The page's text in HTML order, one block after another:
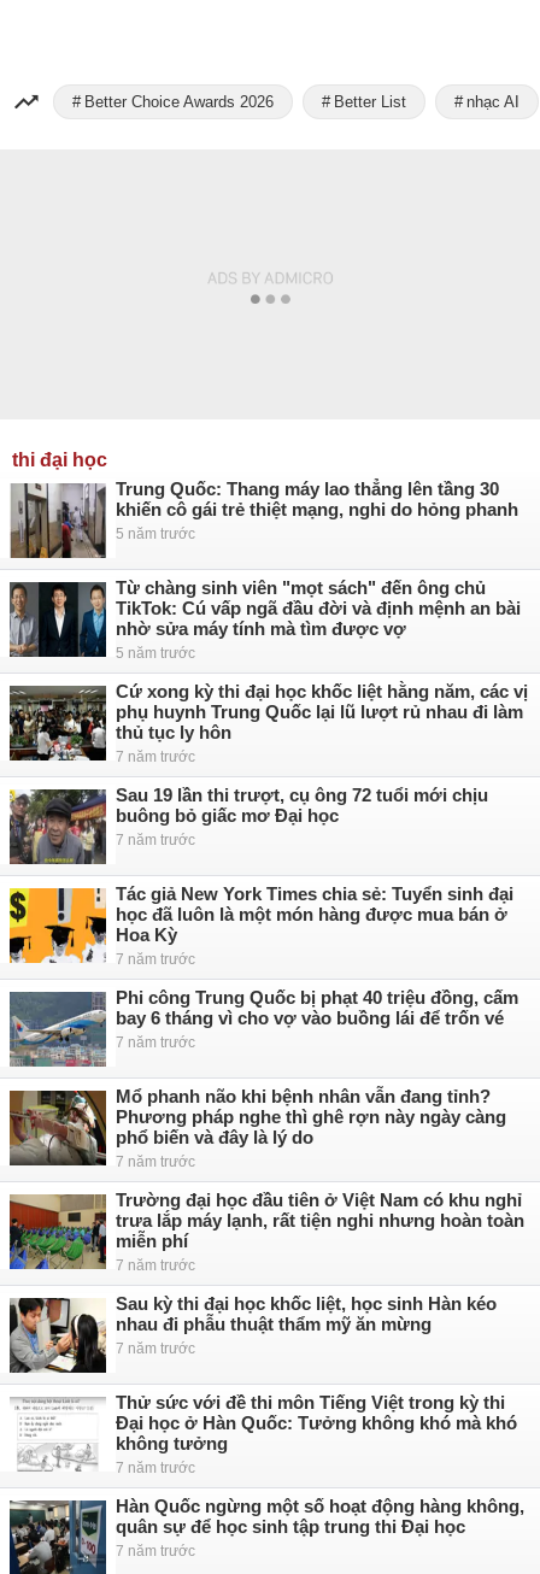
Better Choice Awards 2026 Better List nhạc AI
thi đại học
Trung Quốc: Thang máy lao thẳng lên tầng 30
khiến cô gái trẻ thiệt mạng, nghi do hỏng phanh
5 năm trước
Từ chàng sinh viên "mọt sách" đến ông chủ
TikTok: Cú vấp ngã đầu đời và định mệnh an bài
nhờ sửa máy tính mà tìm được vợ
5 năm trước
Cứ xong kỳ thi đại học khốc liệt hằng năm, các vị
phụ huynh Trung Quốc lại lũ lượt rủ nhau đi làm
thủ tục ly hôn
7 năm trước
Sau 19 lần thi trượt, cụ ông 72 tuổi mới chịu
buông bỏ giấc mơ Đại học
7 năm trước
Tác giả New York Times chia sẻ: Tuyển sinh đại
học đã luôn là một món hàng được mua bán ở
Hoa Kỳ
7 năm trước
Phi công Trung Quốc bị phạt 40 triệu đồng, cấm
bay 6 tháng vì cho vợ vào buồng lái để trốn vé
7 năm trước
Mổ phanh não khi bệnh nhân vẫn đang tỉnh?
Phương pháp nghe thì ghê rợn này ngày càng
phổ biến và đây là lý do
7 năm trước
Trường đại học đầu tiên ở Việt Nam có khu nghỉ
trưa lắp máy lạnh, rất tiện nghi nhưng hoàn toàn
miễn phí
7 năm trước
Sau kỳ thi đại học khốc liệt, học sinh Hàn kéo
nhau đi phẫu thuật thẩm mỹ ăn mừng
7 năm trước
Thử sức với đề thi môn Tiếng Việt trong kỳ thi
Đại học ở Hàn Quốc: Tưởng không khó mà khó
không tưởng
7 năm trước
Hàn Quốc ngừng một số hoạt động hàng không,
quân sự để học sinh tập trung thi Đại học
7 năm trước